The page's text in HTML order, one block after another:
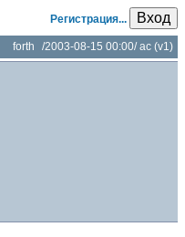
Регистрация... Вход
forth /2003-08-15 00:00/ac (v1)